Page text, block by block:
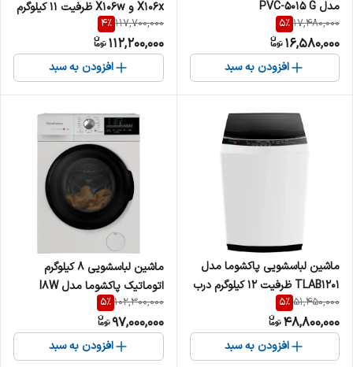
مدل PVC-5015 G
17,480,000
5%
16,580,000
افزودن به سبد
X106x و X106w ظرفیت ۱۱ کیلوگرم
درب از جلو با موتور BLDC
117,700,000
4%
112,200,000
افزودن به سبد
ماشین لباسشویی پاکشوما مدل
TLAB1201 ظرفیت ۱۲ کیلوگرم درب
از بالا
51,450,000
5%
48,800,000
افزودن به سبد
ماشین لباسشویی 8 کیلوگرم
اتوماتیک پاکشوما مدل I8W
102,300,000
5%
97,000,000
افزودن به سبد